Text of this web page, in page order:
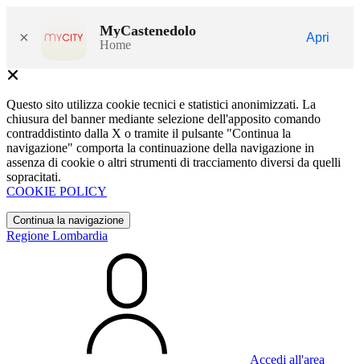
× MyCastenedolo
Home
Apri
Questo sito utilizza cookie tecnici e statistici anonimizzati. La
chiusura del banner mediante selezione dell'apposito comando
contraddistinto dalla X o tramite il pulsante "Continua la
navigazione" comporta la continuazione della navigazione in
assenza di cookie o altri strumenti di tracciamento diversi da quelli
sopracitati.
COOKIE POLICY
Continua la navigazione
Regione Lombardia
Accedi all'area